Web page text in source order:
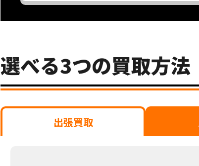
選べる3つの買取方法
出張買取